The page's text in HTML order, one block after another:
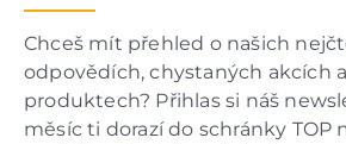
Chceš mít přehled o našich
odpovědích, chystaných akcích
produktech? Přihlas si náš
měsíc ti dorazí do schránky TOP